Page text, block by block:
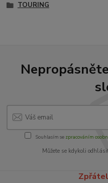
TOURING
Souhlasím se zpracováním
Můžete se kdykoli